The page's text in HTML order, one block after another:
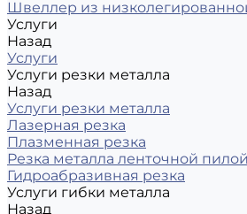
Швеллер из
Услуги
Назад
Услуги
Услуги резки металла
Назад
Услуги резки металла
Лазерная резка
Плазменная резка
Резка металла ленточной пилой
Гидроабразивная резка
Услуги гибки металла
Назад